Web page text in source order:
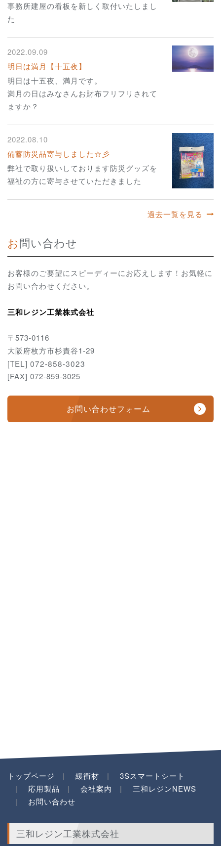
事務所建屋の看板を新しく取付いたしまし
た
2022.09.09
明日は満月【十五夜】
明日は十五夜、満月です。
満月の日はみなさんお財布フリフリされて
ますか？
2022.08.10
備蓄防災品寄与しました☆彡
弊社で取り扱いしております防災グッズを
福祉の方に寄与させていただきました
過去一覧を見る
お問い合わせ
お客様のご要望にスピーディーにお応えします！お気軽に
お問い合わせください。
三和レジン工業株式会社
〒573-0116
大阪府枚方市杉責谷1-29
[TEL] 072-858-3023
[FAX] 072-859-3025
お問い合わせフォーム
トップページ 緩衝材
3Sスマートシート
応用製品
会社案内
三和レジンNEWS
お問い合わせ
三和レジン工業株式会社